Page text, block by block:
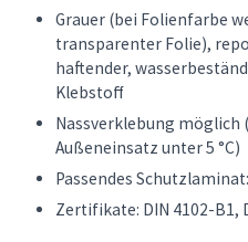
Grauer (bei Folienfarbe
transparenter Folie),
haftender,
Klebstoff
Nassverklebung möglich
Außeneinsatz unter 5 °C)
Passendes Schutzlaminat:
Zertifikate: DIN 4102-B1,